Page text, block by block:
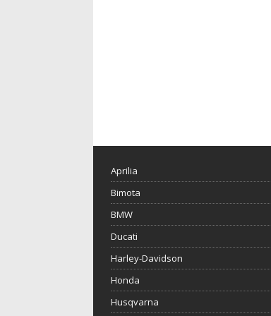
Aprilia
Bimota
BMW
Ducati
Harley-Davidson
Honda
Husqvarna